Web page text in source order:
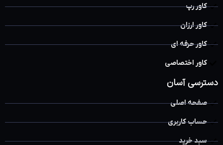
کاور رپ
کاور ارزان
کاور حرفه ای
کاور اختصاصی
دسترسی آسان
صفحه اصلی
حساب کاربری
سبد خرید